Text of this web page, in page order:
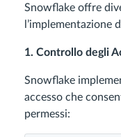
Snowflake offre
l’implementazione
1. Controllo degli
Snowflake
accesso che
permessi: